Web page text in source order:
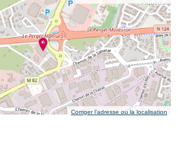
Corriger l’adresse ou la localisation